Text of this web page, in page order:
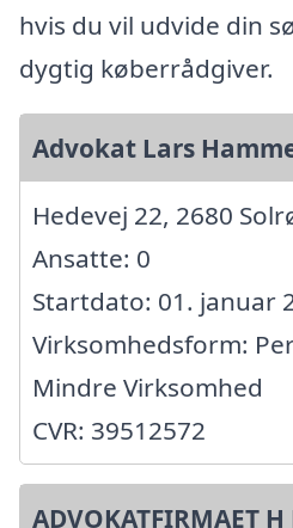
hvis du vil udvide din
dygtig køberrådgiver.
Advokat Lars
Hedevej 22, 2680
Ansatte: 0
Startdato: 01. januar
Virksomhedsform:
Mindre Virksomhed
CVR: 39512572
ADVOKATFIRMAET H